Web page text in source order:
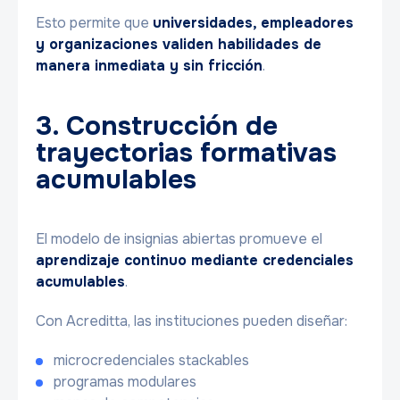
Esto permite que universidades, empleadores
y organizaciones validen habilidades de
manera inmediata y sin fricción.
3. Construcción de
trayectorias formativas
acumulables
El modelo de insignias abiertas promueve el
aprendizaje continuo mediante credenciales
acumulables.
Con Acreditta, las instituciones pueden diseñar:
microcredenciales stackables
programas modulares